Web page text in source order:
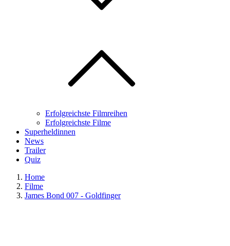
Erfolgreichste Filmreihen
Erfolgreichste Filme
Superheldinnen
News
Trailer
Quiz
Home
Filme
James Bond 007 - Goldfinger